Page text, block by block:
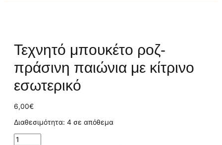
Τεχνητό μπουκέτο ροζ-
πράσινη παιώνια με κίτρινο
εσωτερικό
6,00€
Διαθεσιμότητα: 4 σε απόθεμα